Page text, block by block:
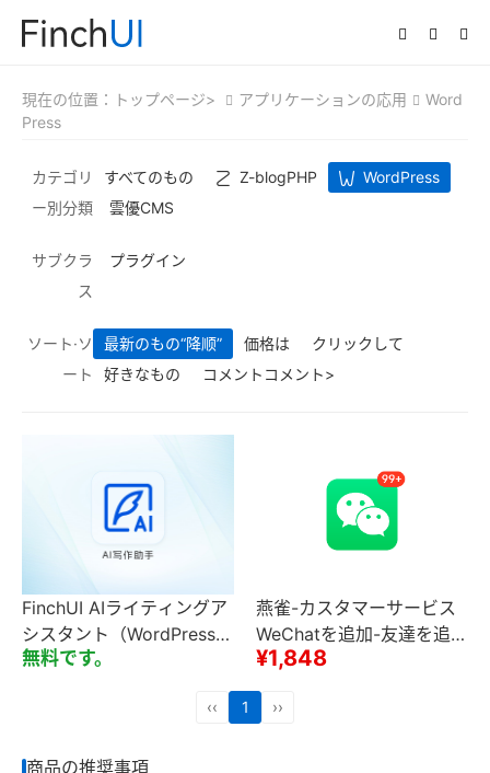
現在の位置： トップページ> アプリケーションの応用
Word
Press
カテゴリ
ー別分類
すべてのもの Z-blogPHP
WordPress
雲優CMS
サブクラ
ス
プラグイン
ソート·ソ
ート
最新のもの“降顺” 価格は
クリックして
好きなもの
コメントコメント>
FinchUI AIライティングア
シスタント（WordPressプ
ラグイン）マルチサイト一
無料です。
燕雀-カスタマーサービス
WeChatを追加-友達を追加
するために常にプロンプト
【Word Press版】
¥1,848
‹‹ 1 ››
商品の推奨事項